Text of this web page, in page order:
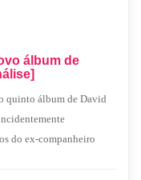
álbum de
quinto álbum de David
do ex-companheiro